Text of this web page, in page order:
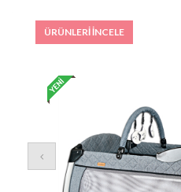
ÜRÜNLERİ İNCELE